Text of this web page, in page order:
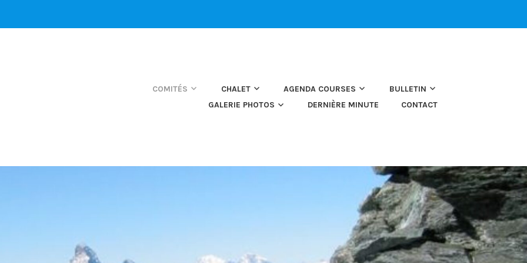
COMITÉS CHALET AGENDA COURSES
BULLETIN
GALERIE PHOTOS
DERNIÈRE MINUTE CONTACT